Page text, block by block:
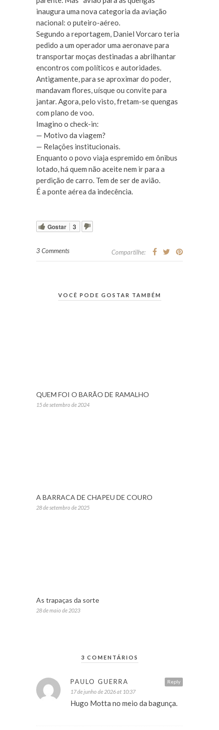
inaugura uma nova categoria da aviação
nacional: o puteiro-aéreo.
Segundo a reportagem, Daniel Vorcaro teria
pedido a um operador uma aeronave para
transportar moças destinadas a abrilhantar
encontros com políticos e autoridades.
Antigamente, para se aproximar do poder,
mandavam flores, uísque ou convite para
jantar. Agora, pelo visto, fretam-se quengas
com plano de voo.
Imagino o check-in:
— Motivo da viagem?
— Relações institucionais.
Enquanto o povo viaja espremido em ônibus
lotado, há quem não aceite nem ir para a
perdição de carro. Tem de ser de avião.
É a ponte aérea da indecência.
Gostar 3
3 Comments Compartilhe:
VOCÊ PODE GOSTAR TAMBÉM
QUEM FOI O BARÃO DE RAMALHO
15 de setembro de 2024
A BARRACA DE CHAPEU DE COURO
28 de setembro de 2025
As trapaças da sorte
28 de maio de 2023
3 COMENTÁRIOS
Reply
PAULO GUERRA
17 de junho de 2026 at 10:37
Hugo Motta no meio da bagunça.